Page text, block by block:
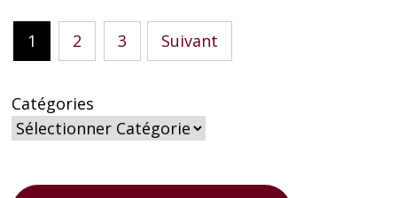
Pagination
des
publications
1 2 3 Suivant
Catégories